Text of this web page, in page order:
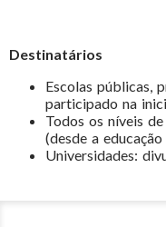
Destinatários
Escolas públicas,
participado na
Todos os níveis
(desde a
Universidades: